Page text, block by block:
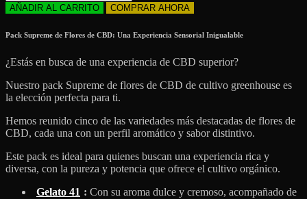
AÑADIR AL CARRITO COMPRAR AHORA
Pack Supreme de Flores de CBD: Una Experiencia Sensorial Inigualable
¿Estás en busca de una experiencia de CBD superior?
Nuestro pack Supreme de flores de CBD de cultivo greenhouse es
la elección perfecta para ti.
Hemos reunido cinco de las variedades más destacadas de flores de
CBD, cada una con un perfil aromático y sabor distintivo.
Este pack es ideal para quienes buscan una experiencia rica y
diversa, con la pureza y potencia que ofrece el cultivo orgánico.
Gelato 41 : Con su aroma dulce y cremoso, acompañado de